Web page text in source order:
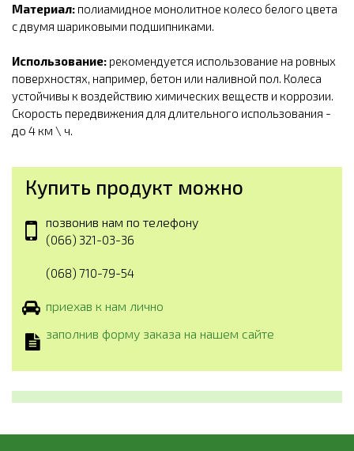
Материал: полиамидное монолитное колесо белого цвета
с двумя шариковыми подшипниками.
Использование: рекомендуется использование на ровных
поверхностях, например, бетон или наливной пол. Колеса
устойчивы к воздействию химических веществ и коррозии.
Скорость передвижения для длительного использования -
до 4 км \ ч.
Купить продукт можно
позвонив нам по телефону
(066) 321-03-36
(068) 710-79-54
приехав к нам лично
заполнив форму заказа на нашем сайте